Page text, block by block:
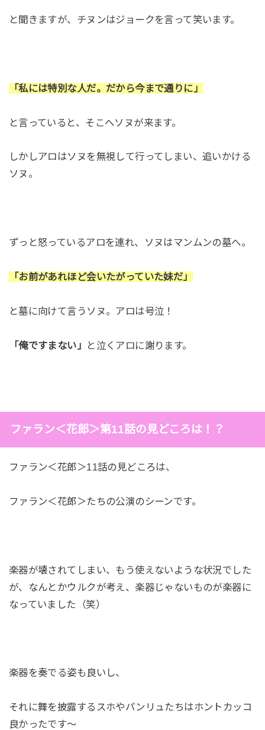
と聞きますが、チヌンはジョークを言って笑います。
「私には特別な人だ。だから今まで通りに」
と言っていると、そこへソヌが来ます。
しかしアロはソヌを無視して行ってしまい、追いかける
ソヌ。
ずっと怒っているアロを連れ、ソヌはマンムンの墓へ。
「お前があれほど会いたがっていた妹だ」
と墓に向けて言うソヌ。アロは号泣！
「俺ですまない」 と泣くアロに謝ります。
ファラン＜花郎＞第11話の見どころは！？
ファラン＜花郎＞11話の見どころは、
ファラン＜花郎＞たちの公演のシーンです。
楽器が壊されてしまい、もう使えないような状況でした
が、なんとかウルクが考え、楽器じゃないものが楽器に
なっていました（笑）
楽器を奏でる姿も良いし、
それに舞を披露するスホやパンリュたちはホントカッコ
良かったです～